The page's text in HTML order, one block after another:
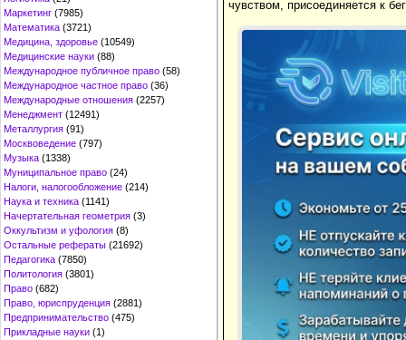
Маркетинг (7985)
Математика (3721)
Медицина, здоровье (10549)
Медицинские науки (88)
Международное публичное право (58)
Международное частное право (36)
Международные отношения (2257)
Менеджмент (12491)
Металлургия (91)
Москвоведение (797)
Музыка (1338)
Муниципальное право (24)
Налоги, налогообложение (214)
Наука и техника (1141)
Начертательная геометрия (3)
Оккультизм и уфология (8)
Остальные рефераты (21692)
Педагогика (7850)
Политология (3801)
Право (682)
Право, юриспруденция (2881)
Предпринимательство (475)
Прикладные науки (1)
чувством, присоединяется к